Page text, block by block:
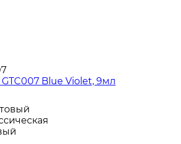
GTC007 Blue Violet, 9мл